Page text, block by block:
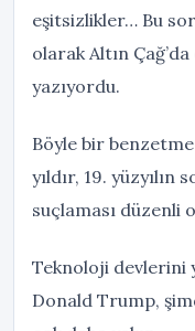
eşitsizlikler… Bu
olarak Altın
yazıyordu.
Böyle bir
yıldır, 19.
suçlaması düzenli
Teknoloji devlerini
Donald Trump,